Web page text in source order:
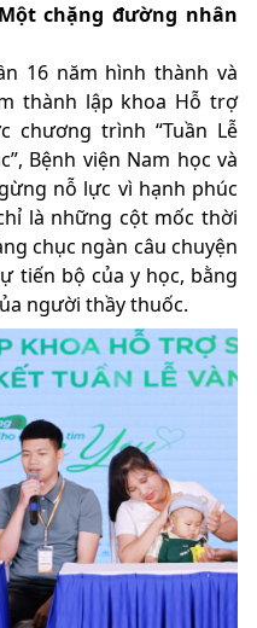
chặng đường nhân
16 năm hình thành và
thành lập khoa Hỗ trợ
chương trình “Tuần Lễ
Bệnh viện Nam học và
nỗ lực vì hạnh phúc
là những cột mốc thời
chục ngàn câu chuyện
tiến bộ của y học, bằng
người thầy thuốc.